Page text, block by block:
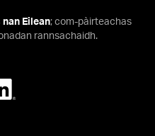
Eilean; com-pàirteachas
rannsachaidh.